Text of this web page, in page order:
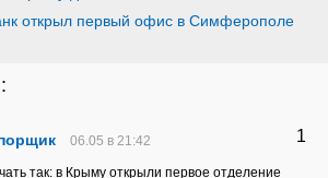
открыл первый офис в Симферополе
06.05 в 21:42 1
так: в Крыму открыли первое отделение